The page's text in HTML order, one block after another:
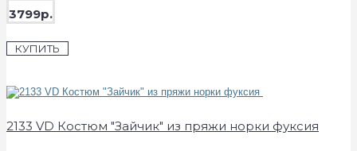
3799р.
КУПИТЬ
2133 VD Костюм "Зайчик" из пряжи норки фуксия